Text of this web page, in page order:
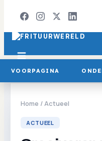
VOORPAGINA
Home /Actueel
ACTUEEL